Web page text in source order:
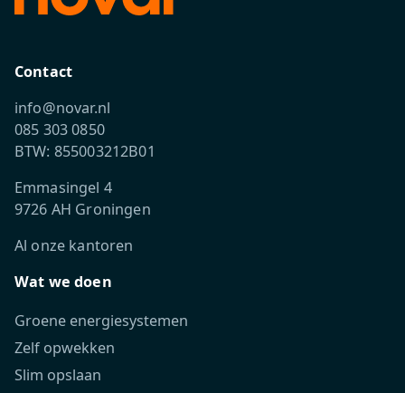
Contact
info@novar.nl
085 303 0850
BTW: 855003212B01
Emmasingel 4
9726 AH Groningen
Al onze kantoren
Wat we doen
Groene energiesystemen
Zelf opwekken
Slim opslaan